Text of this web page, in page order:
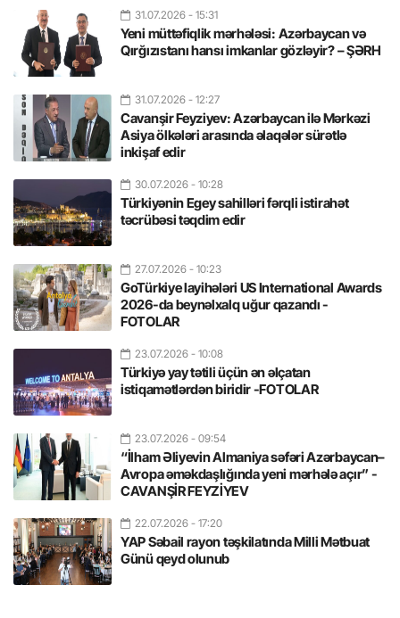
31.07.2026 - 15:31
Yeni müttəfiqlik mərhələsi: Azərbaycan və
Qırğızıstanı hansı imkanlar gözləyir? – ŞƏRH
31.07.2026 - 12:27
Cavanşir Feyziyev: Azərbaycan ilə Mərkəzi
Asiya ölkələri arasında əlaqələr sürətlə
inkişaf edir
30.07.2026 - 10:28
Türkiyənin Egey sahilləri fərqli istirahət
təcrübəsi təqdim edir
27.07.2026 - 10:23
GoTürkiye layihələri US International Awards
2026-da beynəlxalq uğur qazandı -
FOTOLAR
23.07.2026 - 10:08
Türkiyə yay tətili üçün ən əlçatan
istiqamətlərdən biridir -FOTOLAR
23.07.2026 - 09:54
“İlham Əliyevin Almaniya səfəri Azərbaycan–
Avropa əməkdaşlığında yeni mərhələ açır” -
CAVANŞİR FEYZİYEV
22.07.2026 - 17:20
YAP Səbail rayon təşkilatında Milli Mətbuat
Günü qeyd olunub